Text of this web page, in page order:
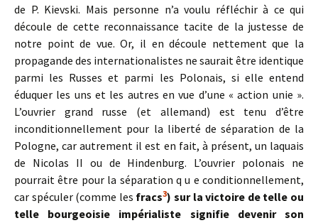
de P. Kievski. Mais personne n’a voulu réfléchir à ce qui
découle de cette reconnaissance tacite de la justesse de
notre point de vue. Or, il en découle nettement que la
propagande des internationalistes ne saurait être identique
parmi les Russes et parmi les Polonais, si elle entend
éduquer les uns et les autres en vue d’une « action unie ».
L’ouvrier grand russe (et allemand) est tenu d’être
inconditionnellement pour la liberté de séparation de la
Po­logne, car autrement il est en fait, à présent, un laquais
de Nicolas II ou de Hindenburg. L’ouvrier polonais ne
pourrait être pour la séparation q u e conditionnellement,
car spéculer (comme les fracs3) sur la victoire de telle ou
telle bourgeoisie impérialiste signifie devenir son